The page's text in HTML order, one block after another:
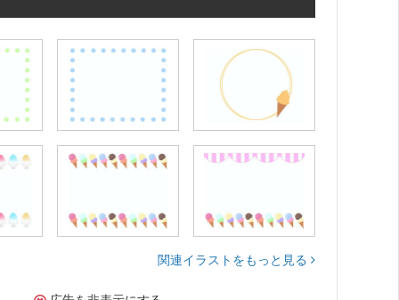
関連イラストをもっと見る